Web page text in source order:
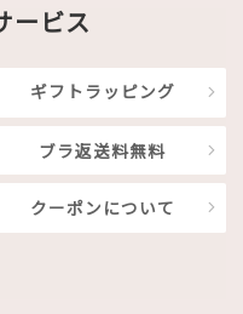
ービス
ギフトラッピング
ブラ返送料無料
クーポンについて